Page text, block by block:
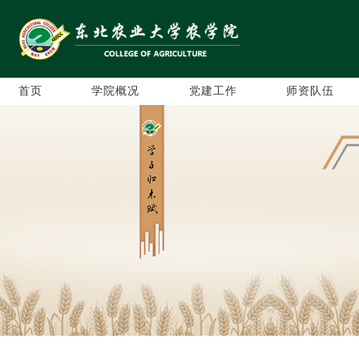
首页 学院概况 党建工作 师资队伍